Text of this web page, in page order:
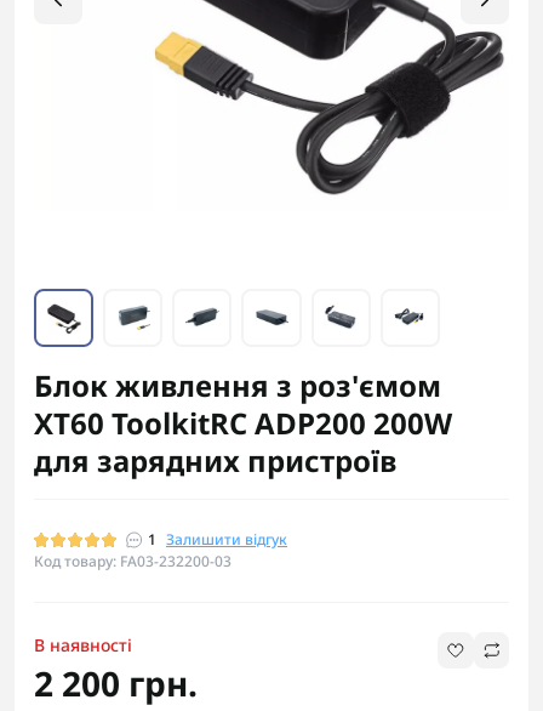
Блок живлення з роз'ємом
ХТ60 ToolkitRC ADP200 200W
для зарядних пристроїв
1 Залишити відгук
Код товару: FA03-232200-03
В наявності
2 200 грн.